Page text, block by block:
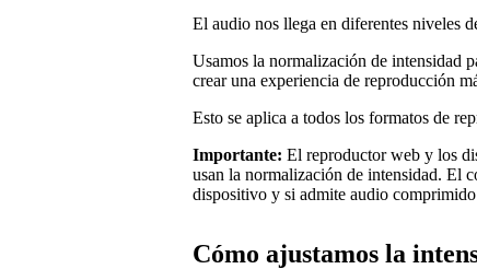
El audio nos llega en diferentes niveles
Usamos la normalización de intensidad
crear una experiencia de reproducción
Esto se aplica a todos los formatos de
Importante: El reproductor web y los
usan la normalización de intensidad. El
dispositivo y si admite audio
Cómo ajustamos la